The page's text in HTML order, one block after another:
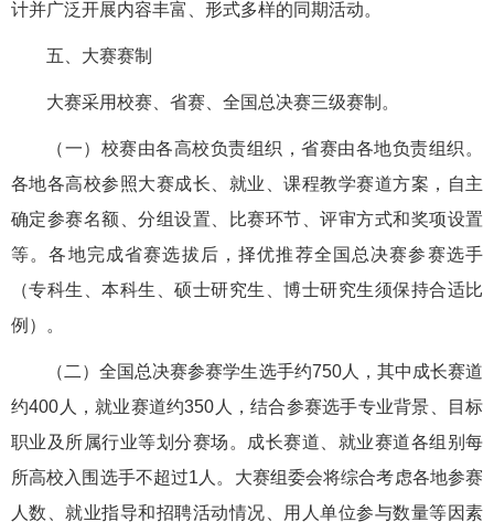
计并广泛开展内容丰富、形式多样的同期活动。
五、大赛赛制
大赛采用校赛、省赛、全国总决赛三级赛制。
（一）校赛由各高校负责组织，省赛由各地负责组织。
各地各高校参照大赛成长、就业、课程教学赛道方案，自主
确定参赛名额、分组设置、比赛环节、评审方式和奖项设置
等。各地完成省赛选拔后，择优推荐全国总决赛参赛选手
（专科生、本科生、硕士研究生、博士研究生须保持合适比
例）。
（二）全国总决赛参赛学生选手约750人，其中成长赛道
约400人，就业赛道约350人，结合参赛选手专业背景、目标
职业及所属行业等划分赛场。成长赛道、就业赛道各组别每
所高校入围选手不超过1人。大赛组委会将综合考虑各地参赛
人数、就业指导和招聘活动情况、用人单位参与数量等因素